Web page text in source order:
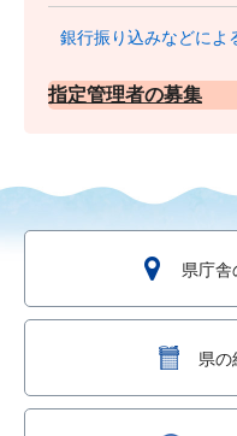
銀行振り込みなどによ
指定管理者の募集
県庁舎
県の